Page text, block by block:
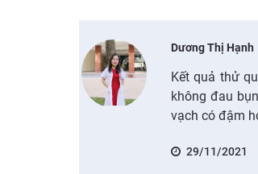
Dương Thị Hạnh
Kết quả thử
không đau
vạch có đậm
29/11/2021